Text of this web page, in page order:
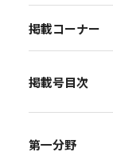
掲載コーナー
掲載号目次
第一分野